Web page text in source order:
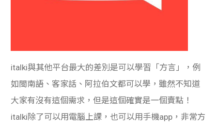
italki與其他平台最大的差別是可以學習「方言」，例
如閩南語、客家話、阿拉伯文都可以學，雖然不知道
大家有沒有這個需求，但是這個確實是一個賣點！
italki除了可以用電腦上課，也可以用手機app，非常方